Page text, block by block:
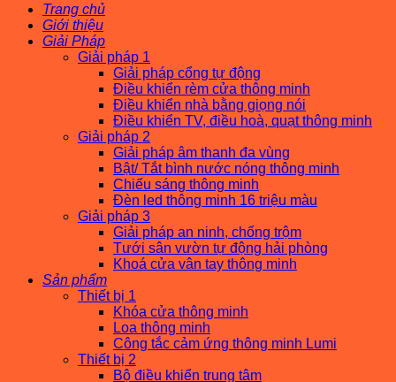
Trang chủ
Giới thiệu
Giải Pháp
Giải pháp 1
Giải pháp cổng tự động
Điều khiển rèm cửa thông minh
Điều khiển nhà bằng giọng nói
Điều khiển TV, điều hoà, quạt thông minh
Giải pháp 2
Giải pháp âm thanh đa vùng
Bật/ Tắt bình nước nóng thông minh
Chiếu sáng thông minh
Đèn led thông minh 16 triệu màu
Giải pháp 3
Giải pháp an ninh, chống trộm
Tưới sân vườn tự động hải phòng
Khoá cửa vân tay thông minh
Sản phẩm
Thiết bị 1
Khóa cửa thông minh
Loa thông minh
Công tắc cảm ứng thông minh Lumi
Thiết bị 2
Bộ điều khiển trung tâm